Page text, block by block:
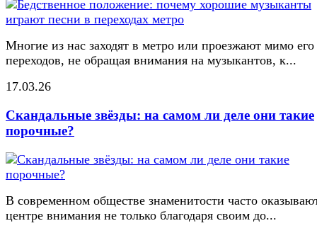
Многие из нас заходят в метро или проезжают мимо его
переходов, не обращая внимания на музыкантов, к...
17.03.26
Скандальные звёзды: на самом ли деле они такие
порочные?
В современном обществе знаменитости часто
центре внимания не только благодаря своим до...